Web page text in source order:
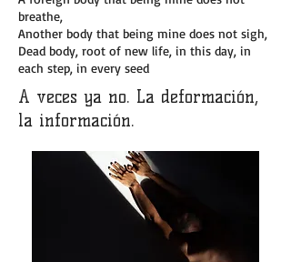
breathe,
Another body that being mine does not sigh,
Dead body, root of new life, in this day, in
each step, in every seed
A veces ya no. La deformación,
la información.